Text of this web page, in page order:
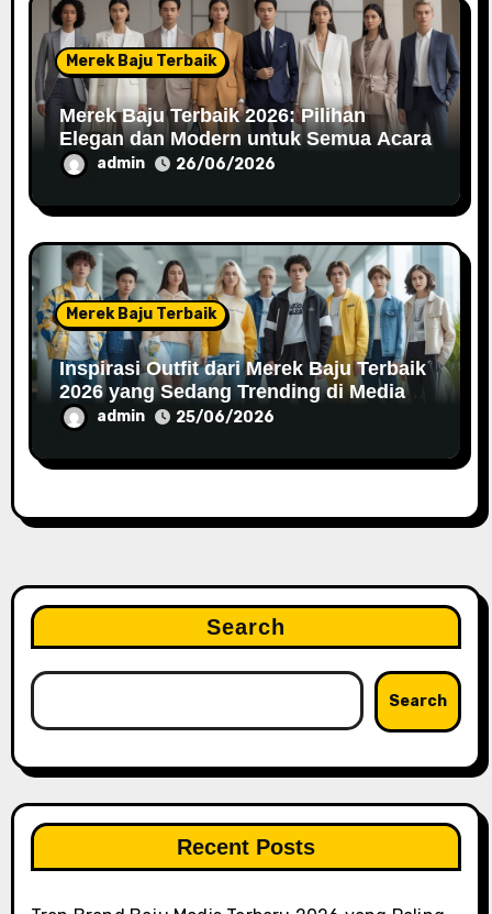
Merek Baju Terbaik
Merek Baju Terbaik 2026: Pilihan
Elegan dan Modern untuk Semua Acara
admin 26/06/2026
Merek Baju Terbaik
Inspirasi Outfit dari Merek Baju Terbaik
2026 yang Sedang Trending di Media
Sosialadmin 25/06/2026
Search
Search
Recent Posts